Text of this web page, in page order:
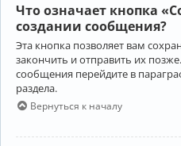
Что означает кнопка
создании сообщения?
Эта кнопка позволяет вам
закончить и отправить их
сообщения перейдите в
раздела.
Вернуться к началу